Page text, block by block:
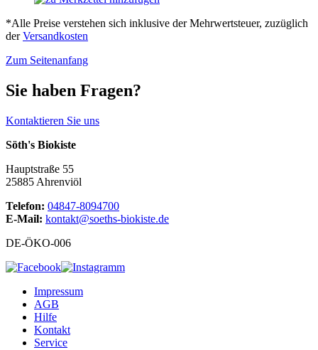
*Alle Preise verstehen sich inklusive der Mehrwertsteuer, zuzüglich
derVersandkosten
Zum Seitenanfang
Sie haben Fragen?
Kontaktieren Sie uns
Söth's Biokiste
Hauptstraße 55
25885 Ahrenviöl
Telefon: 04847-8094700
E-Mail: kontakt@soeths-biokiste.de
DE-ÖKO-006
Impressum
AGB
Hilfe
Kontakt
Service